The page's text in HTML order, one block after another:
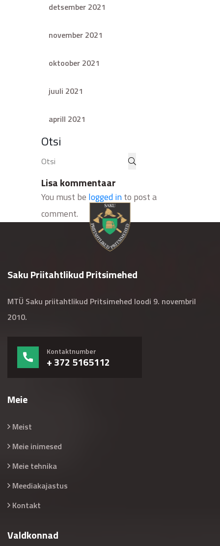
detsember 2021
november 2021
oktoober 2021
juuli 2021
aprill 2021
Otsi
Lisa kommentaar
You must be logged into post a
comment.
Saku Priitahtlikud Pritsimehed
MTÜ Saku priitahtlikud Pritsimehed loodi 9. novembril
2010.
Kontaktnumber
+ 372 5165112
Meie
Meist
Meie inimesed
Meie tehnika
Meediakajastus
Kontakt
Valdkonnad